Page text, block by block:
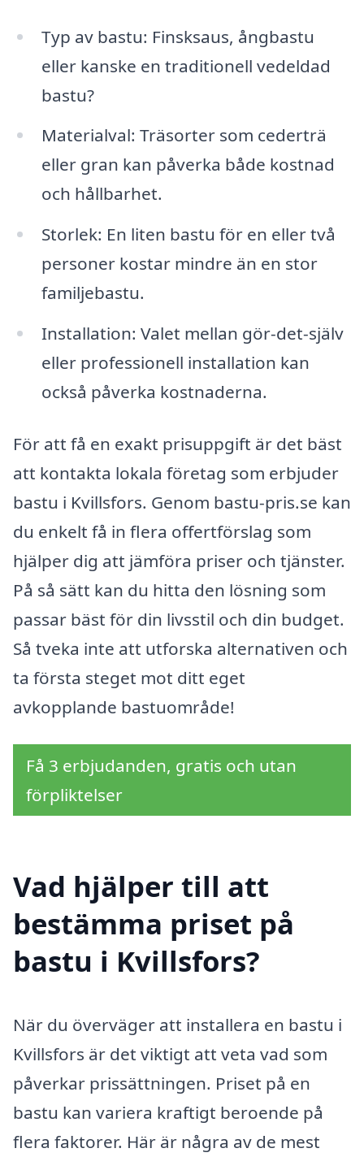
Typ av bastu: Finsksaus, ångbastu
eller kanske en traditionell vedeldad
bastu?
Materialval: Träsorter som cederträ
eller gran kan påverka både kostnad
och hållbarhet.
Storlek: En liten bastu för en eller två
personer kostar mindre än en stor
familjebastu.
Installation: Valet mellan gör-det-själv
eller professionell installation kan
också påverka kostnaderna.
För att få en exakt prisuppgift är det bäst
att kontakta lokala företag som erbjuder
bastu i Kvillsfors. Genom bastu-pris.se kan
du enkelt få in flera offertförslag som
hjälper dig att jämföra priser och tjänster.
På så sätt kan du hitta den lösning som
passar bäst för din livsstil och din budget.
Så tveka inte att utforska alternativen och
ta första steget mot ditt eget
avkopplande bastuområde!
Få 3 erbjudanden, gratis och utan
förpliktelser
Vad hjälper till att
bestämma priset på
bastu i Kvillsfors?
När du överväger att installera en bastu i
Kvillsfors är det viktigt att veta vad som
påverkar prissättningen. Priset på en
bastu kan variera kraftigt beroende på
flera faktorer. Här är några av de mest